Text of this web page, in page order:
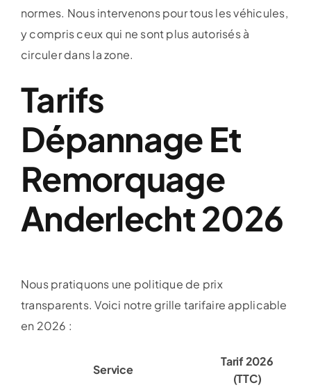
normes. Nous intervenons pour tous les véhicules,
y compris ceux qui ne sont plus autorisés à
circuler dans la zone.
Tarifs
Dépannage Et
Remorquage
Anderlecht 2026
Nous pratiquons une politique de prix
transparents. Voici notre grille tarifaire applicable
en 2026 :
Service
Tarif 2026
(TTC)